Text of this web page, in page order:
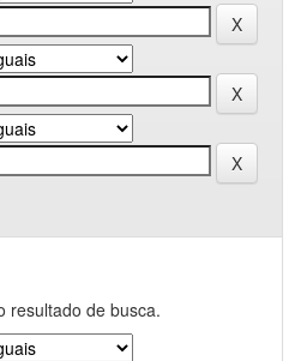
resultado de busca.